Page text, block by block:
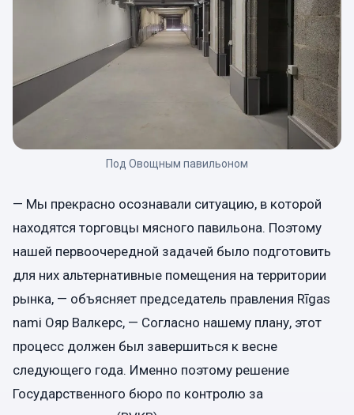
Под Овощным павильоном
— Мы прекрасно осознавали ситуацию, в которой
находятся торговцы мясного павильона. Поэтому
нашей первоочередной задачей было подготовить
для них альтернативные помещения на территории
рынка, — объясняет председатель правления Rīgas
nami Ояр Валкерс, — Согласно нашему плану, этот
процесс должен был завершиться к весне
следующего года. Именно поэтому решение
Государственного бюро по контролю за